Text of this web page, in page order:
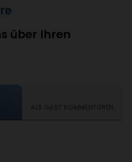
über Ihren
ALS GAST KOMMENTIEREN